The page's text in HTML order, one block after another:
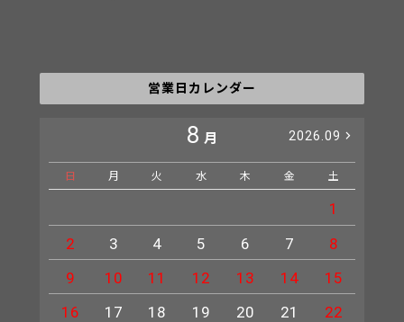
営業日カレンダー
8 月 2026.09
日 月 火 水 木 金 土
1
2
3 4 5 6 7
8
9
10 11 12 13 14
15
16
17 18 19 20 21
22